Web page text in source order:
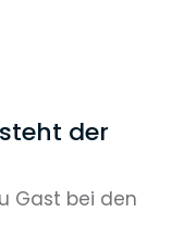
der
Gast bei den